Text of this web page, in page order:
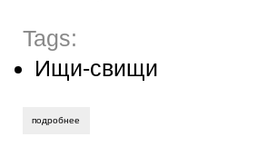
Tags:
Ищи-свищи
подробнее